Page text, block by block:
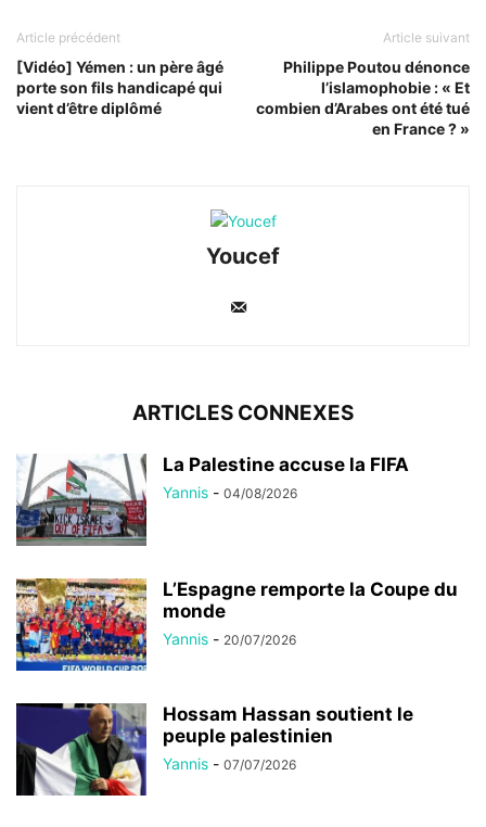
Article précédent
[Vidéo] Yémen : un père âgé
porte son fils handicapé qui
vient d’être diplômé
Article suivant
Philippe Poutou dénonce
l’islamophobie : « Et
combien d’Arabes ont été tué
en France ? »
Youcef
ARTICLES CONNEXES
La Palestine accuse la FIFA
Yannis - 04/08/2026
L’Espagne remporte la Coupe du
monde
Yannis - 20/07/2026
Hossam Hassan soutient le
peuple palestinien
Yannis - 07/07/2026